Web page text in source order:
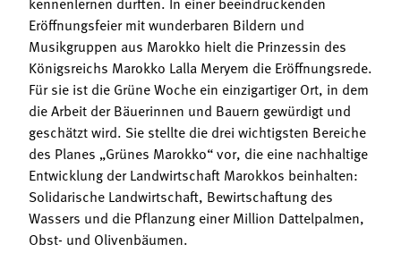
Eröffnungsfeier mit wunderbaren Bildern und
Musikgruppen aus Marokko hielt die Prinzessin des
Königsreichs Marokko Lalla Meryem die Eröffnungsrede.
Für sie ist die Grüne Woche ein einzigartiger Ort, in dem
die Arbeit der Bäuerinnen und Bauern gewürdigt und
geschätzt wird. Sie stellte die drei wichtigsten Bereiche
des Planes „Grünes Marokko“ vor, die eine nachhaltige
Entwicklung der Landwirtschaft Marokkos beinhalten:
Solidarische Landwirtschaft, Bewirtschaftung des
Wassers und die Pflanzung einer Million Dattelpalmen,
Obst- und Olivenbäumen.